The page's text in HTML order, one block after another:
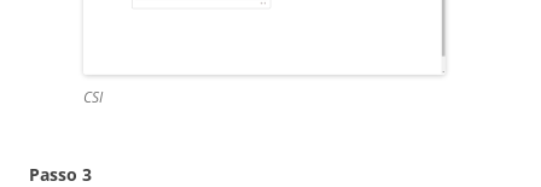
CSI
Passo 3